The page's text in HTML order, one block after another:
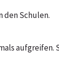
den Schulen.
aufgreifen.